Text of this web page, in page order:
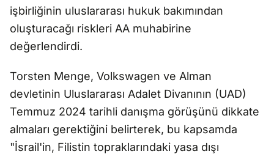
işbirliğinin uluslararası hukuk bakımından
oluşturacağı riskleri AA muhabirine
değerlendirdi.
Torsten Menge, Volkswagen ve Alman
devletinin Uluslararası Adalet Divanının (UAD)
Temmuz 2024 tarihli danışma görüşünü dikkate
almaları gerektiğini belirterek, bu kapsamda
"İsrail'in, Filistin topraklarındaki yasa dışı